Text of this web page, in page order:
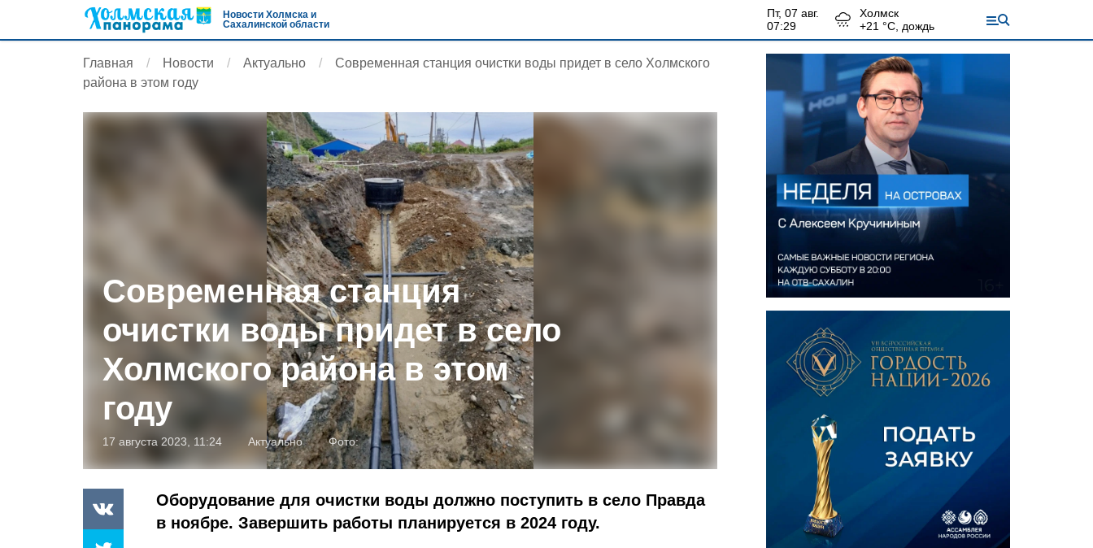
Новости Холмска и
Сахалинской области
пт, 07 авг.
07:29
Холмск
+21 °С, дождь
Главная Новости Актуально
Современная станция очистки воды придет в село Холмского
района в этом году
Современная станция
очистки воды придет в село
Холмского района в этом
году
17 августа 2023, 11:24 Актуально Фото:
Оборудование для очистки воды должно поступить в село Правда
в ноябре. Завершить работы планируется в 2024 году.